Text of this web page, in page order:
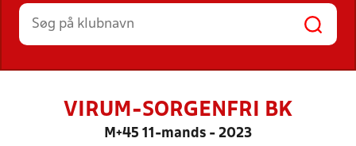
HOLD
VIRUM-SORGENFRI BK
M+45 11-mands - 2023